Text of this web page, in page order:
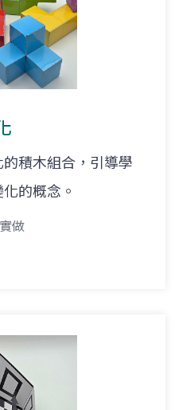
積木組合，引導學
的概念。
做